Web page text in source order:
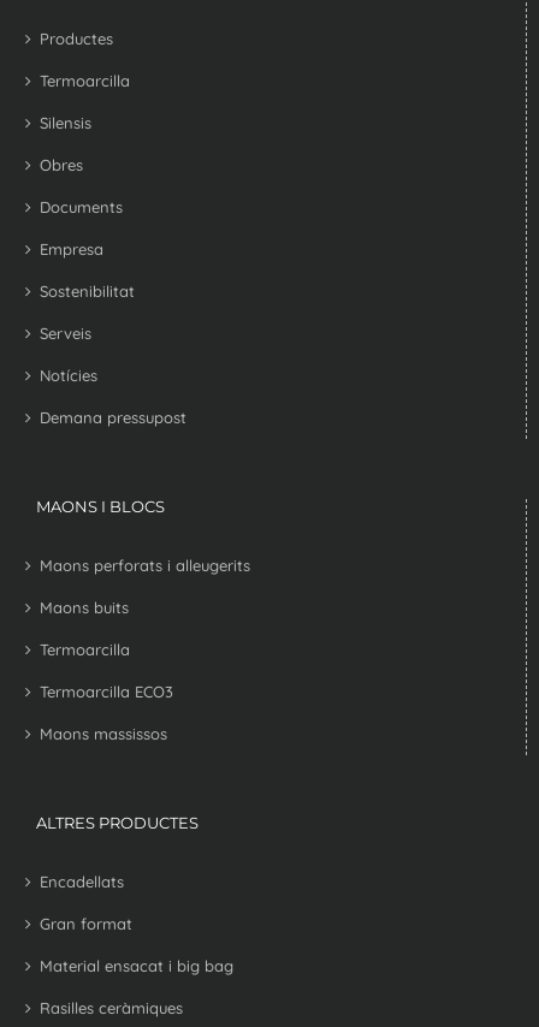
Productes
Termoarcilla
Silensis
Obres
Documents
Empresa
Sostenibilitat
Serveis
Notícies
Demana pressupost
MAONS I BLOCS
Maons perforats i alleugerits
Maons buits
Termoarcilla
Termoarcilla ECO3
Maons massissos
ALTRES PRODUCTES
Encadellats
Gran format
Material ensacat i big bag
Rasilles ceràmiques